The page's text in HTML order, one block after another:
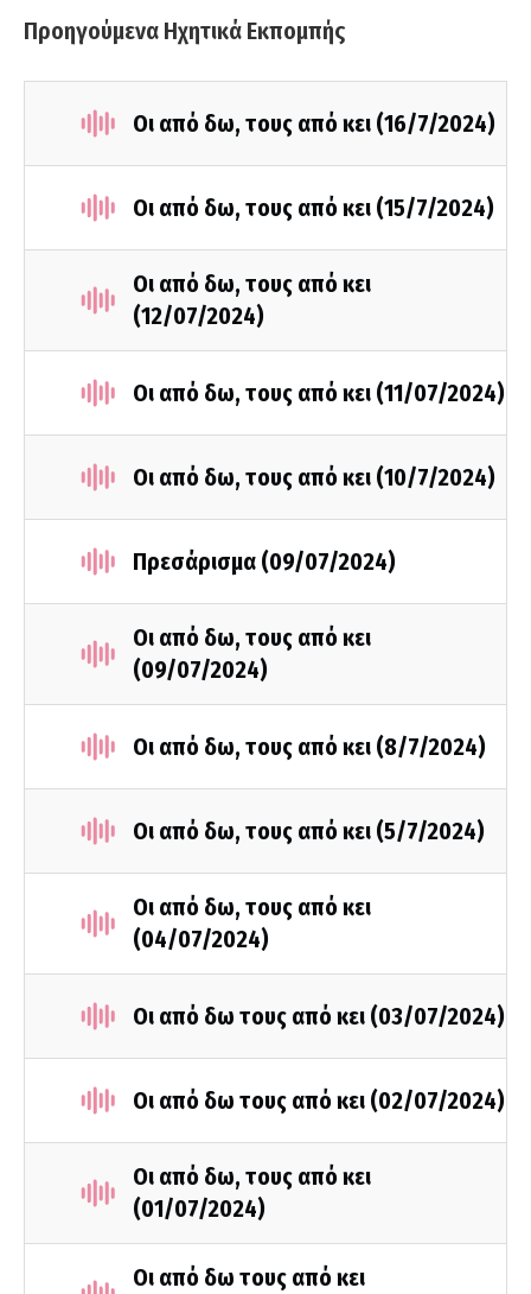
Προηγούμενα Ηχητικά Εκπομπής
Οι από δω, τους από κει (16/7/2024)
Οι από δω, τους από κει (15/7/2024)
Οι από δω, τους από κει
(12/07/2024)
Οι από δω, τους από κει (11/07/2024)
Οι από δω, τους από κει (10/7/2024)
Πρεσάρισμα (09/07/2024)
Οι από δω, τους από κει
(09/07/2024)
Οι από δω, τους από κει (8/7/2024)
Οι από δω, τους από κει (5/7/2024)
Οι από δω, τους από κει
(04/07/2024)
Οι από δω τους από κει (03/07/2024)
Οι από δω τους από κει (02/07/2024)
Οι από δω, τους από κει
(01/07/2024)
Οι από δω τους από κει